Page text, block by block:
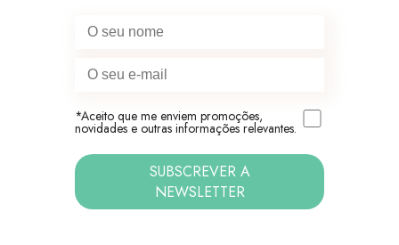
*Aceito que me enviem promoções,
novidades e outras informações relevantes.
SUBSCREVER A
NEWSLETTER